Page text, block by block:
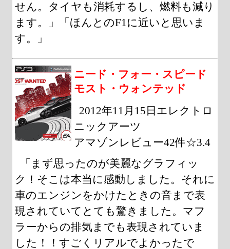
せん。タイヤも消耗するし、燃料も減り
ます。」「ほんとのF1に近いと思いま
す。」
ニード・フォー・スピード
モスト・ウォンテッド
2012年11月15日エレクトロ
ニックアーツ
アマゾンレビュー42件☆3.4
「まず思ったのが美麗なグラフィッ
ク！そこは本当に感動しました。それに
車のエンジンをかけたときの音まで表
現されていてとても驚きました。マフ
ラーからの排気までも表現されていま
した！！すごくリアルでよかったで